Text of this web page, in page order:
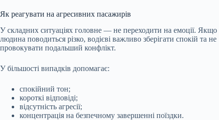
Як реагувати на агресивних пасажирів
У складних ситуаціях головне — не переходити на емоції. Якщо
людина поводиться різко, водієві важливо зберігати спокій та не
провокувати подальший конфлікт.
У більшості випадків допомагає:
спокійний тон;
короткі відповіді;
відсутність агресії;
концентрація на безпечному завершенні поїздки.